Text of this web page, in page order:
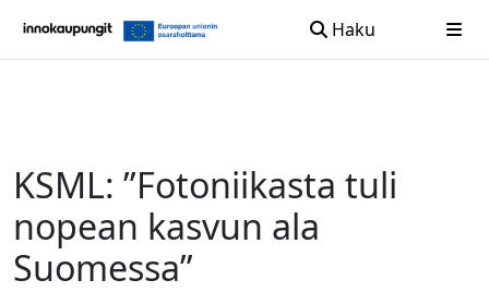
Haku
KSML: ”Fotoniikasta tuli
nopean kasvun ala
Suomessa”